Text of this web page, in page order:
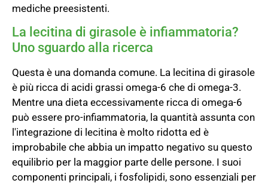
mediche preesistenti.
La lecitina di girasole è infiammatoria?
Uno sguardo alla ricerca
Questa è una domanda comune. La lecitina di girasole
è più ricca di acidi grassi omega-6 che di omega-3.
Mentre una dieta eccessivamente ricca di omega-6
può essere pro-infiammatoria, la quantità assunta con
l'integrazione di lecitina è molto ridotta ed è
improbabile che abbia un impatto negativo su questo
equilibrio per la maggior parte delle persone. I suoi
componenti principali, i fosfolipidi, sono essenziali per